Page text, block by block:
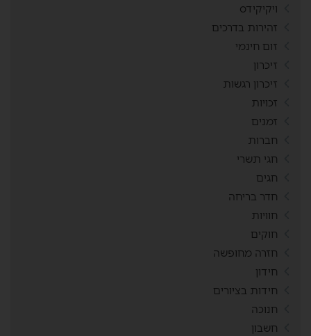
ויקיקידס
זהירות בדרכים
זום חינמי
זיכרון
זיכרון רגשות
זכויות
זמנים
חברות
חגי תשרי
חגים
חדר בריחה
חוויות
חוקים
חזרה מחופשה
חידון
חידות בציורים
חנוכה
חשבון